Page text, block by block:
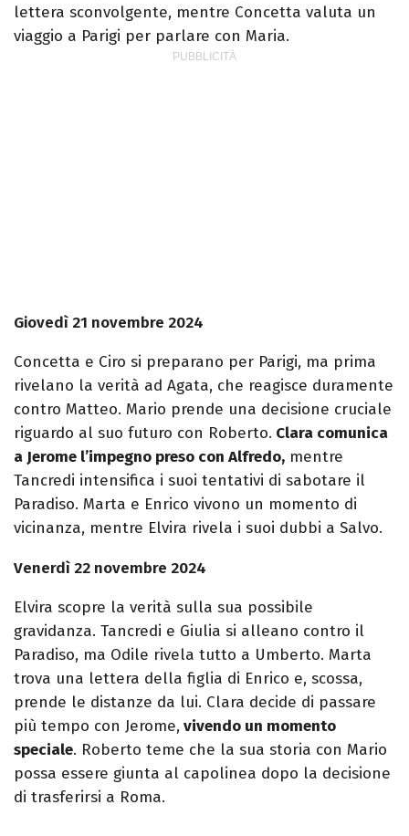
lettera sconvolgente, mentre Concetta valuta un
viaggio a Parigi per parlare con Maria.
Giovedì 21 novembre 2024
Concetta e Ciro si preparano per Parigi, ma prima
rivelano la verità ad Agata, che reagisce duramente
contro Matteo. Mario prende una decisione cruciale
riguardo al suo futuro con Roberto. Clara comunica
a Jerome l’impegno preso con Alfredo, mentre
Tancredi intensifica i suoi tentativi di sabotare il
Paradiso. Marta e Enrico vivono un momento di
vicinanza, mentre Elvira rivela i suoi dubbi a Salvo.
Venerdì 22 novembre 2024
Elvira scopre la verità sulla sua possibile
gravidanza. Tancredi e Giulia si alleano contro il
Paradiso, ma Odile rivela tutto a Umberto. Marta
trova una lettera della figlia di Enrico e, scossa,
prende le distanze da lui. Clara decide di passare
più tempo con Jerome, vivendo un momento
speciale. Roberto teme che la sua storia con Mario
possa essere giunta al capolinea dopo la decisione
di trasferirsi a Roma.